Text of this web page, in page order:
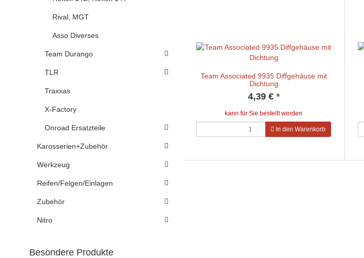
Team Associated 9935 Diffgehäuse mit
Dichtung
4,39 € *
kann für Sie bestellt werden
In den Warenkorb
Rival, MGT
Asso Diverses
Team Durango
TLR
Traxxas
X-Factory
Onroad Ersatzteile
Karosserien+Zubehör
Werkzeug
Reifen/Felgen/Einlagen
Zubehör
Nitro
Besondere Produkte